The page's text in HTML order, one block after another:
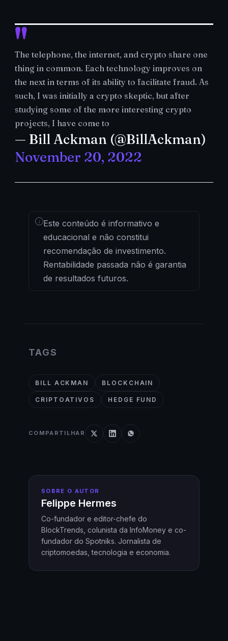
The telephone, the internet, and crypto share one
thing in common. Each technology improves on
the next in terms of its ability to facilitate fraud. As
such, I was initially a crypto skeptic, but after
studying some of the more interesting crypto
projects, I have come to
— Bill Ackman (@BillAckman)
November 20, 2022
i Este conteúdo é informativo e
educacional e não constitui
recomendação de investimento.
Rentabilidade passada não é garantia
de resultados futuros.
TAGS
BILL ACKMAN BLOCKCHAIN
CRIPTOATIVOS HEDGE FUND
COMPARTILHAR
SOBRE O AUTOR
Felippe Hermes
Co-fundador e editor-chefe do
BlockTrends, colunista da InfoMoney e co-
fundador do Spotniks. Jornalista de
criptomoedas, tecnologia e economia.